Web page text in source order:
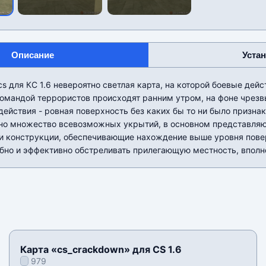
Описание
для КС 1.6 невероятно светлая карта, на которой боевые
террористов происходят ранним утром, на фоне
- ровная поверхность без каких бы то ни было
множество всевозможных укрытий, в основном
конструкции, обеспечивающие нахождение выше уровня
и эффективно обстреливать прилегающую местность,
Карта «cs_crackdown» для CS 1.6
979